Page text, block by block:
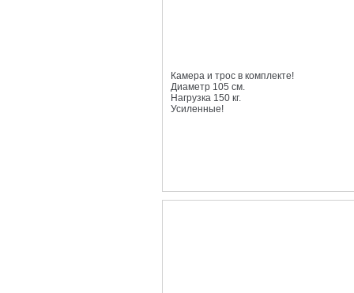
Камера и трос в комплекте!
Диаметр 105 см.
Нагрузка 150 кг.
Усиленные!